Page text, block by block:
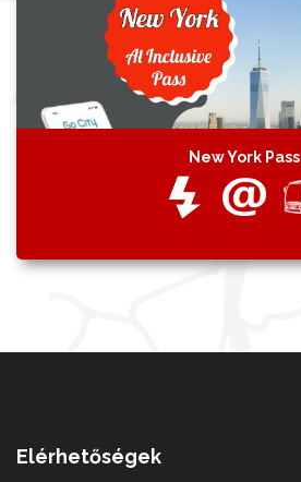
New York Pass
Elérhetőségek